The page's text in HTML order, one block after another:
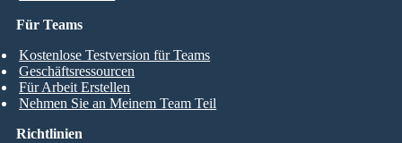
Für Teams
Kostenlose Testversion für Teams
Geschäftsressourcen
Für Arbeit Erstellen
Nehmen Sie an Meinem Team Teil
Richtlinien